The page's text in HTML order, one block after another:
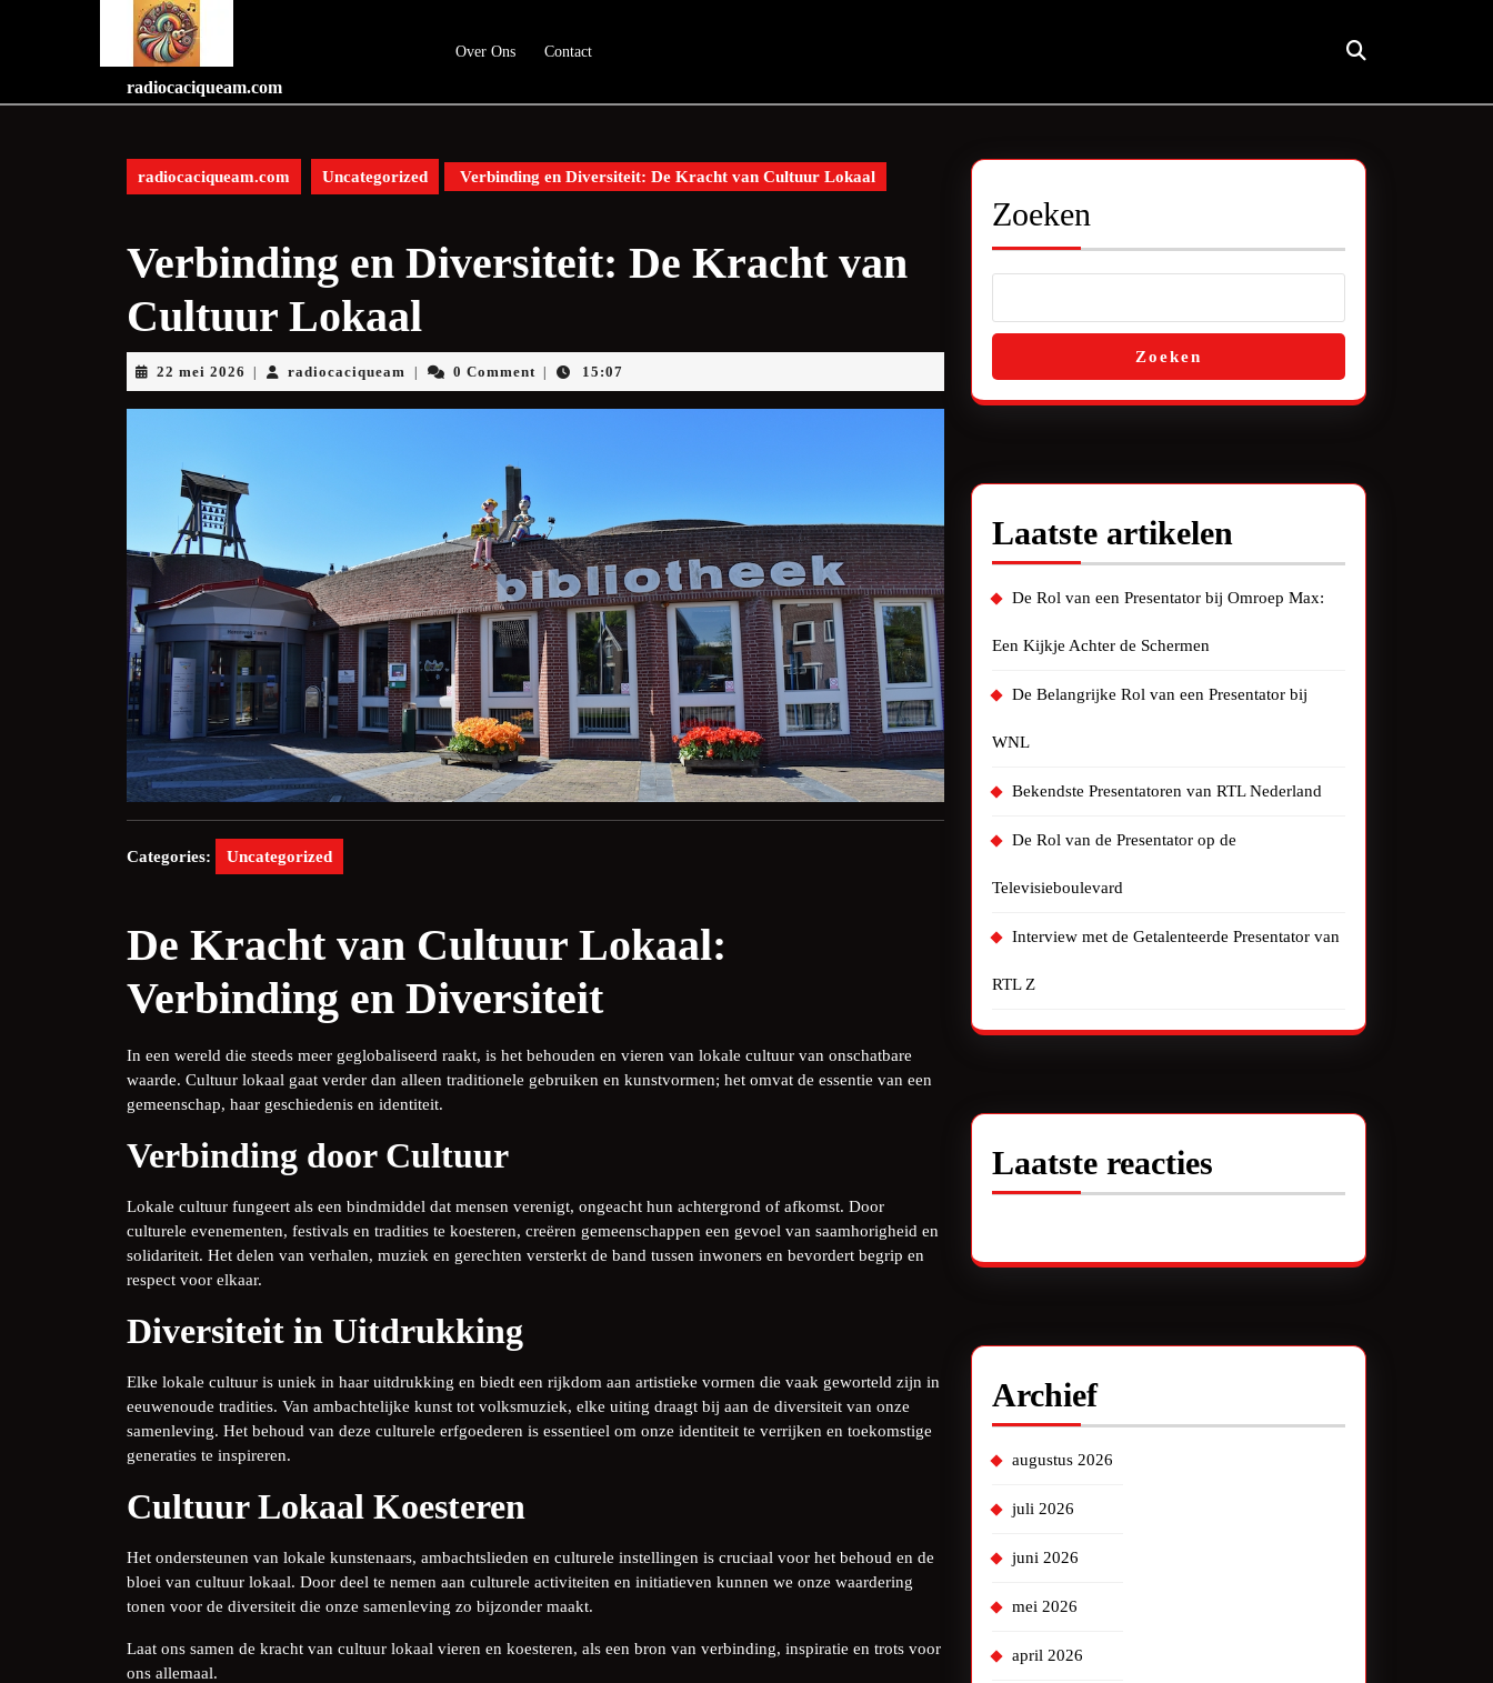
radiocaciqueam.com
Over Ons Contact
radiocaciqueam.com Uncategorized Verbinding en Diversiteit: De Kracht van Cultuur Lokaal
Verbinding en Diversiteit: De Kracht van
Cultuur Lokaal
22 mei 2026 22
mei
2026
radiocaciqueam radiocaciqueam
0 Comment 15:07
Categories: Uncategorized
De Kracht van Cultuur Lokaal:
Verbinding en Diversiteit
In een wereld die steeds meer geglobaliseerd raakt, is het behouden en vieren van lokale cultuur van onschatbare
waarde. Cultuur lokaal gaat verder dan alleen traditionele gebruiken en kunstvormen; het omvat de essentie van een
gemeenschap, haar geschiedenis en identiteit.
Verbinding door Cultuur
Lokale cultuur fungeert als een bindmiddel dat mensen verenigt, ongeacht hun achtergrond of afkomst. Door
culturele evenementen, festivals en tradities te koesteren, creëren gemeenschappen een gevoel van saamhorigheid en
solidariteit. Het delen van verhalen, muziek en gerechten versterkt de band tussen inwoners en bevordert begrip en
respect voor elkaar.
Diversiteit in Uitdrukking
Elke lokale cultuur is uniek in haar uitdrukking en biedt een rijkdom aan artistieke vormen die vaak geworteld zijn in
eeuwenoude tradities. Van ambachtelijke kunst tot volksmuziek, elke uiting draagt bij aan de diversiteit van onze
samenleving. Het behoud van deze culturele erfgoederen is essentieel om onze identiteit te verrijken en toekomstige
generaties te inspireren.
Cultuur Lokaal Koesteren
Het ondersteunen van lokale kunstenaars, ambachtslieden en culturele instellingen is cruciaal voor het behoud en de
bloei van cultuur lokaal. Door deel te nemen aan culturele activiteiten en initiatieven kunnen we onze waardering
tonen voor de diversiteit die onze samenleving zo bijzonder maakt.
Laat ons samen de kracht van cultuur lokaal vieren en koesteren, als een bron van verbinding, inspiratie en trots voor
ons allemaal.
Zoeken
Zoeken
Laatste artikelen
De Rol van een Presentator bij Omroep Max:
Een Kijkje Achter de Schermen
De Belangrijke Rol van een Presentator bij
WNL
Bekendste Presentatoren van RTL Nederland
De Rol van de Presentator op de
Televisieboulevard
Interview met de Getalenteerde Presentator van
RTL Z
Laatste reacties
Archief
augustus 2026
juli 2026
juni 2026
mei 2026
april 2026